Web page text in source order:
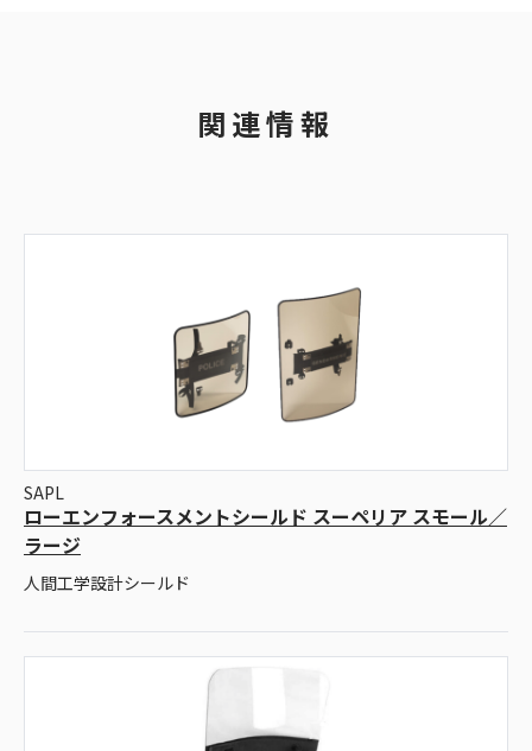
関連情報
SAPL
ローエンフォースメントシールド スーペリア スモール／
ラージ
人間工学設計シールド